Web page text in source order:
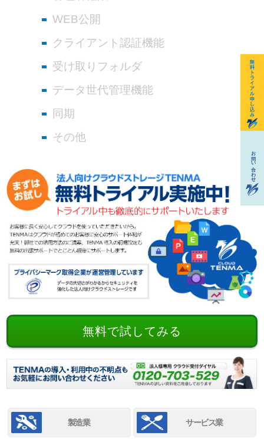
WEB公開
クライアント認証機能
受け取りフォルダ
データ世代管理機能
同期
その他
無料で試してみる
製造業 サービス業